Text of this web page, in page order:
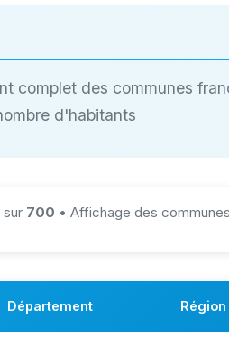
complet des communes
d'habitants
sur 700 • Affichage des communes
Département Région